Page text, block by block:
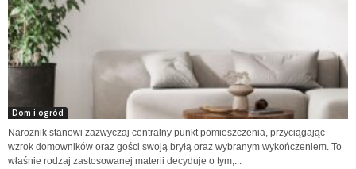
Dom i ogród
Narożnik stanowi zazwyczaj centralny punkt pomieszczenia, przyciągając
wzrok domowników oraz gości swoją bryłą oraz wybranym wykończeniem. To
właśnie rodzaj zastosowanej materii decyduje o tym,...